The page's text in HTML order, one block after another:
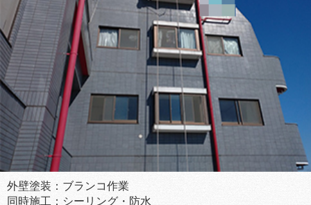
外壁塗装：ブランコ作業
同時施工：シーリング・防水